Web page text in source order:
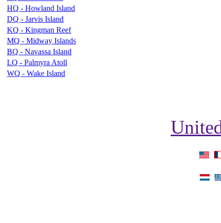
HQ - Howland Island
DQ - Jarvis Island
KQ - Kingman Reef
MQ - Midway Islands
BQ - Navassa Island
LQ - Palmyra Atoll
WQ - Wake Island